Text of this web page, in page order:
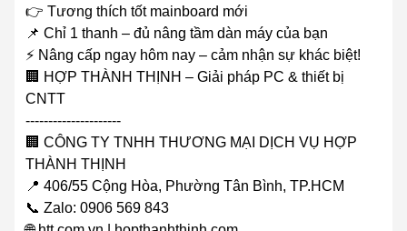
👉 Tương thích tốt mainboard mới
📌 Chỉ 1 thanh – đủ nâng tầm dàn máy của bạn
⚡ Nâng cấp ngay hôm nay – cảm nhận sự khác biệt!
🏢 HỢP THÀNH THỊNH – Giải pháp PC & thiết bị
CNTT
---------------------
🏢 CÔNG TY TNHH THƯƠNG MẠI DỊCH VỤ HỢP
THÀNH THỊNH
📍 406/55 Cộng Hòa, Phường Tân Bình, TP.HCM
📞 Zalo: 0906 569 843